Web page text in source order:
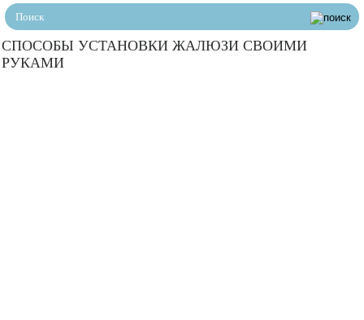
СПОСОБЫ УСТАНОВКИ ЖАЛЮЗИ СВОИМИ
РУКАМИ